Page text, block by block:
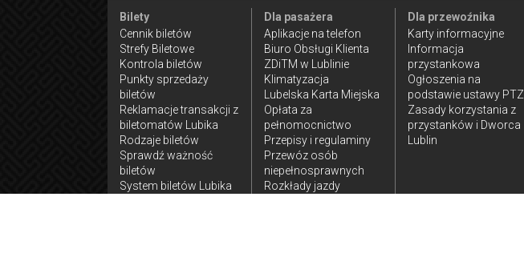
Bilety
Cennik biletów
Strefy Biletowe
Kontrola biletów
Punkty sprzedaży
biletów
Reklamacje transakcji z
biletomatów Lubika
Rodzaje biletów
Sprawdź ważność
biletów
System biletów Lubika
Dla pasażera
Aplikacje na telefon
Biuro Obsługi Klienta
ZDiTM w Lublinie
Klimatyzacja
Lubelska Karta Miejska
Opłata za
pełnomocnictwo
Przepisy i regulaminy
Przewóz osób
niepełnosprawnych
Rozkłady jazdy
Dla przewoźnika
Karty informacyjne
Informacja
przystankowa
Ogłoszenia na
podstawie ustawy PTZ
Zasady korzystania z
przystanków i Dworca
Lublin